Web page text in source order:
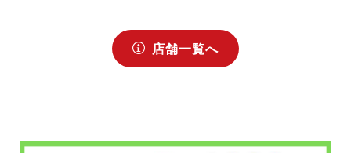
店舗一覧へ